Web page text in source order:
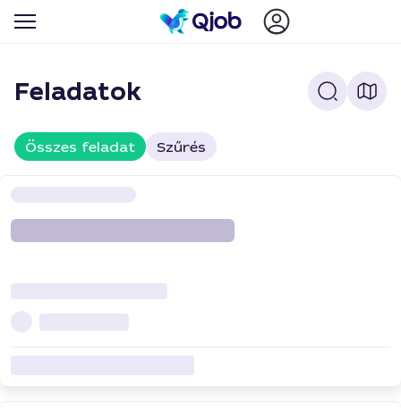
Feladatok
Összes feladat Szűrés